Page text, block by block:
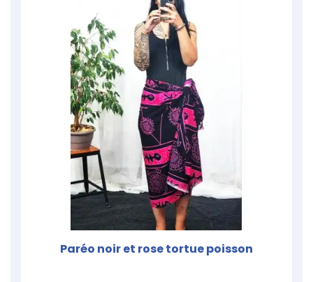
Paréo noir et rose tortue poisson